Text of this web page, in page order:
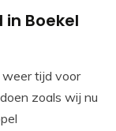
Boekel
tijd voor
zoals wij nu